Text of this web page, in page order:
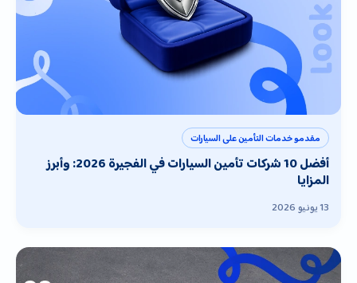
مقدمو خدمات التأمين على السيارات
أفضل 10 شركات تأمين السيارات في الفجيرة 2026: وأبرز
المزايا
13 يونيو 2026